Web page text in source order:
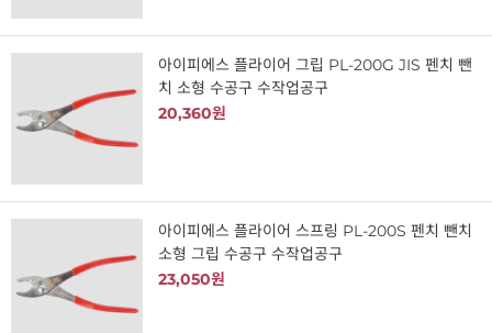
아이피에스 플라이어 그립 PL-200G JIS 펜치 뺀
치 소형 수공구 수작업공구
20,360원
아이피에스 플라이어 스프링 PL-200S 펜치 뺀치
소형 그립 수공구 수작업공구
23,050원